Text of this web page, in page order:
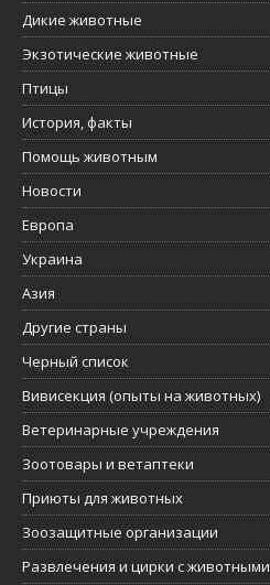
Дикие животные
Экзотические животные
Птицы
История, факты
Помощь животным
Новости
Европа
Украина
Азия
Другие страны
Черный список
Вивисекция (опыты на животных)
Ветеринарные учреждения
Зоотовары и ветаптеки
Приюты для животных
Зоозащитные организации
Развлечения и цирки с животными